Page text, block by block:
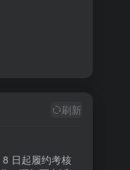
刷新
日起履约考核